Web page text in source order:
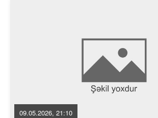
09.05.2026, 21:10